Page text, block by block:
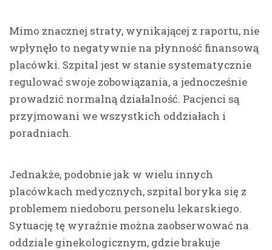
Mimo znacznej straty, wynikającej z raportu, nie
wpłynęło to negatywnie na płynność finansową
placówki. Szpital jest w stanie systematycznie
regulować swoje zobowiązania, a jednocześnie
prowadzić normalną działalność. Pacjenci są
przyjmowani we wszystkich oddziałach i
poradniach.
Jednakże, podobnie jak w wielu innych
placówkach medycznych, szpital boryka się z
problemem niedoboru personelu lekarskiego.
Sytuację tę wyraźnie można zaobserwować na
oddziale ginekologicznym, gdzie brakuje